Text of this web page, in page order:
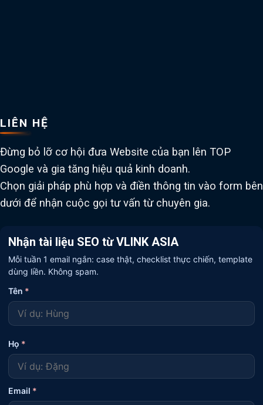
LIÊN HỆ
Đừng bỏ lỡ cơ hội đưa Website của bạn lên TOP
Google và gia tăng hiệu quả kinh doanh.
Chọn giải pháp phù hợp và điền thông tin vào form bên
dưới để nhận cuộc gọi tư vấn từ chuyên gia.
Nhận tài liệu SEO từ VLINK ASIA
Mỗi tuần 1 email ngắn: case thật, checklist thực chiến, template
dùng liền. Không spam.
Tên *
Họ *
Email *